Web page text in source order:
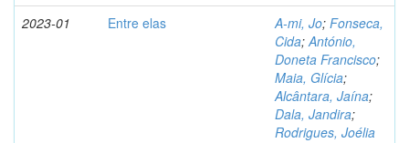
2023-01 Entre elas A-mi, Jo; Fonseca,
Cida;António,
Doneta Francisco;
Maia, Glícia;
Alcântara, Jaína;
Dala, Jandira;
Rodrigues, Joélia